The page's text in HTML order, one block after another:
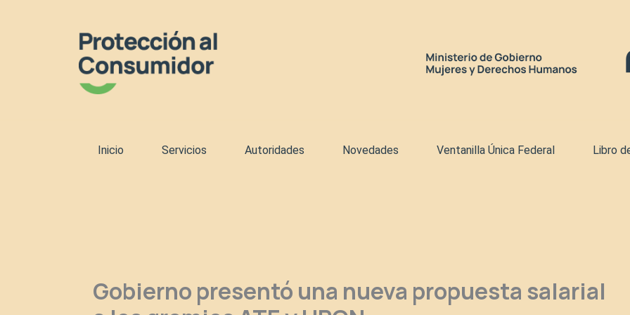
Inicio Servicios Autoridades Novedades Ventanilla Única Federal Libro
Gobierno presentó una nueva propuesta salarial